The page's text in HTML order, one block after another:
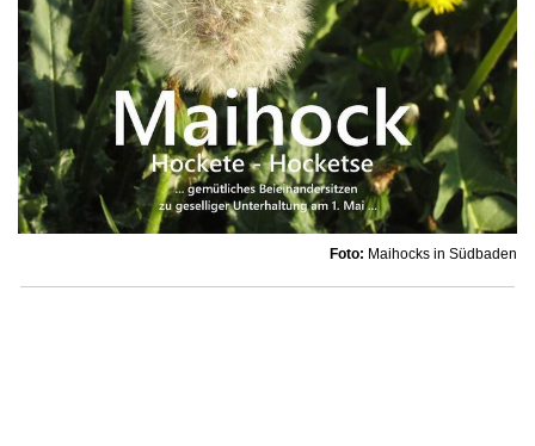
Foto: Maihocks in Südbaden